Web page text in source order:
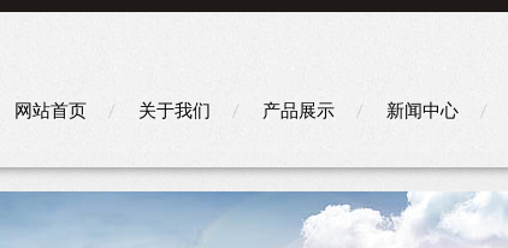
网站首页 关于我们 产品展示 新闻中心